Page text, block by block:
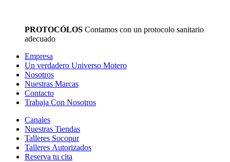
PROTOCÓLOS Contamos con un protocolo sanitario
adecuado
Empresa
Un verdadero Universo Motero
Nosotros
Nuestras Marcas
Contacto
Trabaja Con Nosotros
Canales
Nuestras Tiendas
Talleres Socopur
Talleres Autorizados
Reserva tu cita